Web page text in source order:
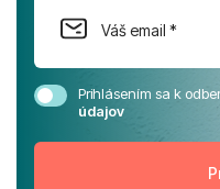
Prihlásením sa k
údajov